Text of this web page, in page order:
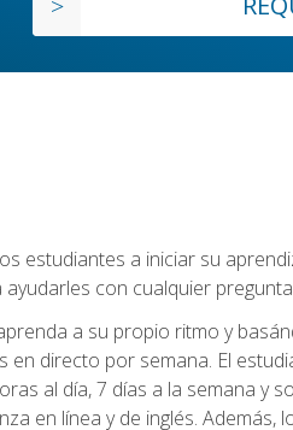
estudiantes a iniciar su
con cualquier
a su propio ritmo y
directo por semana. El
al día, 7 días a la semana y
en línea y de inglés. Además,